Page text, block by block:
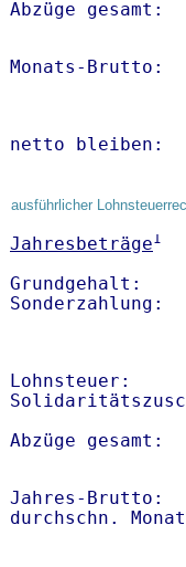
Abzüge
netto
ausführlicher
Jahresbeträge1
Grundgehalt:
Lohnsteuer:
Abzüge
Jahres-